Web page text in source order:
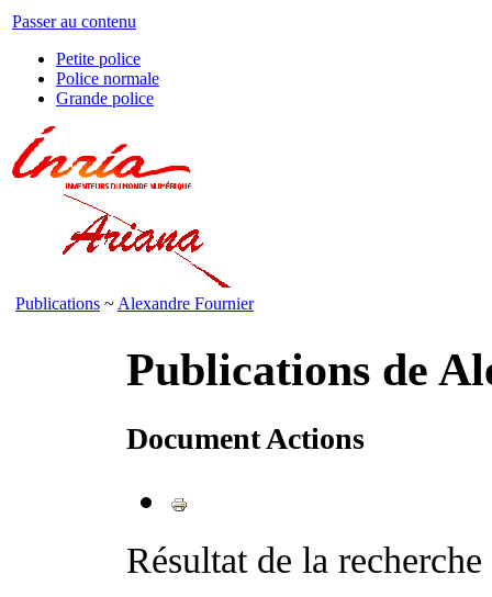
Passer au contenu
Petite police
Police normale
Grande police
Publications ~ Alexandre Fournier
Publications de
Document Actions
Résultat de la